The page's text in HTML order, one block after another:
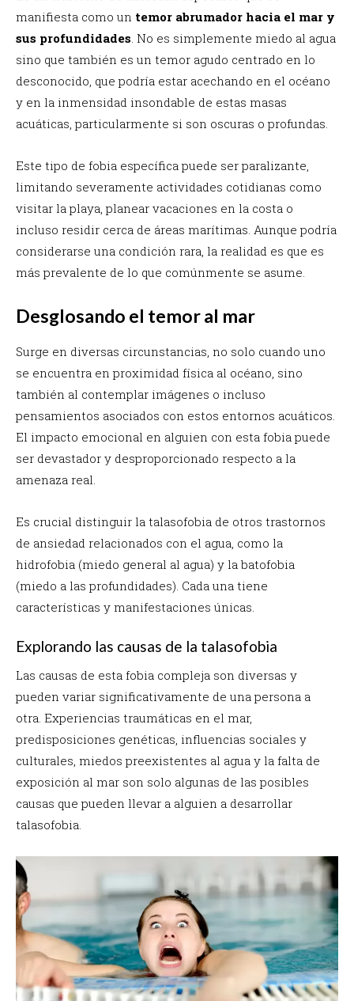
manifiesta como un temor abrumador hacia el mar y
sus profundidades . No es simplemente miedo al agua
sino que también es un temor agudo centrado en lo
desconocido, que podría estar acechando en el océano
y en la inmensidad insondable de estas masas
acuáticas, particularmente si son oscuras o profundas.
Este tipo de fobia específica puede ser paralizante,
limitando severamente actividades cotidianas como
visitar la playa, planear vacaciones en la costa o
incluso residir cerca de áreas marítimas. Aunque podría
considerarse una condición rara, la realidad es que es
más prevalente de lo que comúnmente se asume.
Desglosando el temor al mar
Surge en diversas circunstancias, no solo cuando uno
se encuentra en proximidad física al océano, sino
también al contemplar imágenes o incluso
pensamientos asociados con estos entornos acuáticos.
El impacto emocional en alguien con esta fobia puede
ser devastador y desproporcionado respecto a la
amenaza real.
Es crucial distinguir la talasofobia de otros trastornos
de ansiedad relacionados con el agua, como la
hidrofobia (miedo general al agua) y la batofobia
(miedo a las profundidades). Cada una tiene
características y manifestaciones únicas.
Explorando las causas de la talasofobia
Las causas de esta fobia compleja son diversas y
pueden variar significativamente de una persona a
otra. Experiencias traumáticas en el mar,
predisposiciones genéticas, influencias sociales y
culturales, miedos preexistentes al agua y la falta de
exposición al mar son solo algunas de las posibles
causas que pueden llevar a alguien a desarrollar
talasofobia.